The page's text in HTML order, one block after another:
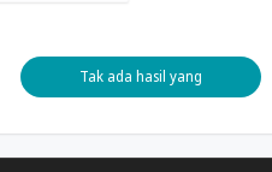
Tak ada hasil yang